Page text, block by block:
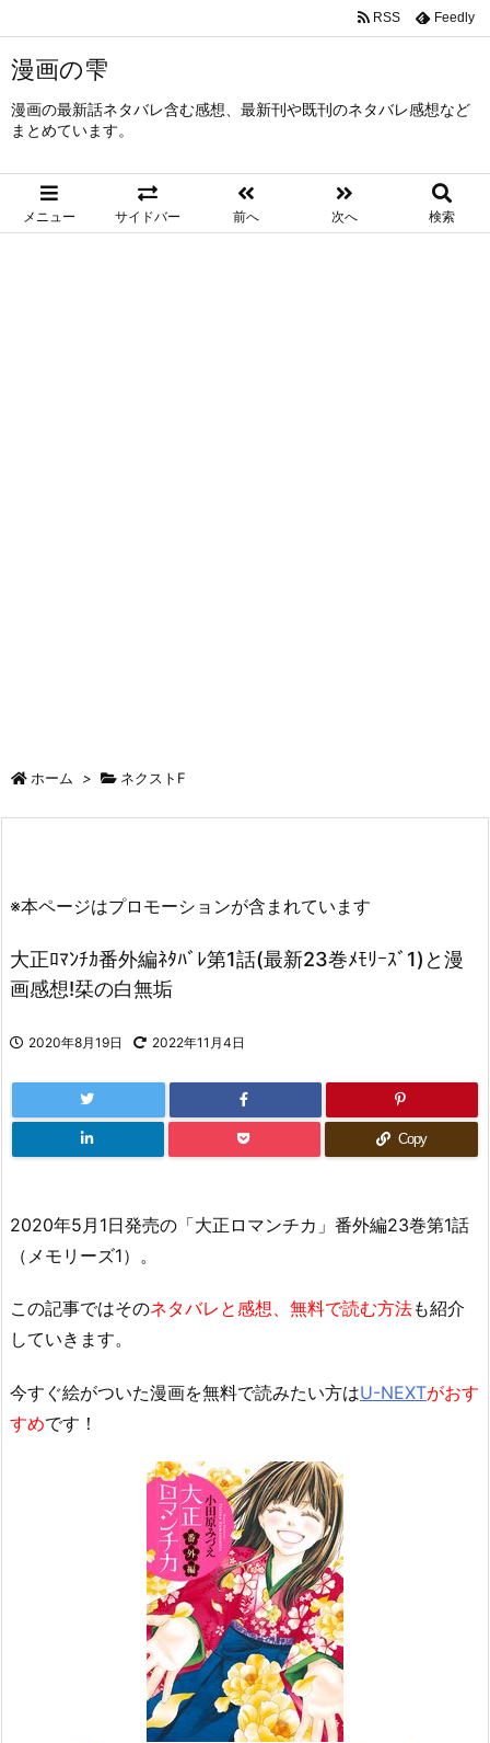
漫画の雫
漫画の最新話ネタバレ含む感想、最新刊や既刊のネタバレ感想など
まとめています。
メニュー サイドバー 前へ 次へ 検索
RSS Feedly
ホーム > ネクストF
※本ページはプロモーションが含まれています
大正ﾛﾏﾝﾁｶ番外編ﾈﾀﾊﾞﾚ第1話(最新23巻ﾒﾓﾘｰｽﾞ1)と漫
画感想!栞の白無垢
2020年8月19日 2022年11月4日
Copy
2020年5月1日発売の「大正ロマンチカ」番外編23巻第1話
（メモリーズ1）。
この記事ではそのネタバレと感想、無料で読む方法も紹介
していきます。
今すぐ絵がついた漫画を無料で読みたい方はU-NEXTがおす
すめです！